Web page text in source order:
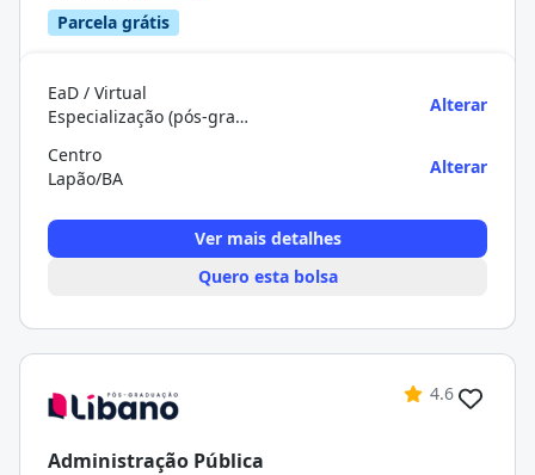
Parcela grátis
EaD / Virtual
Especialização (pós-graduação)
Alterar
Centro
Lapão/BA
Alterar
Ver mais detalhes
Quero esta bolsa
4.6
Administração Pública